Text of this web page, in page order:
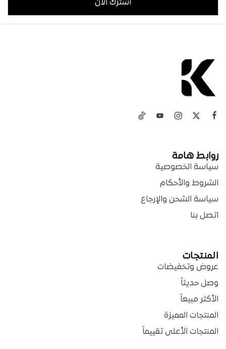
روابط هامة
سياسة الخصوصية
الشروط والأحكام
سياسة الشحن والإرجاع
اتصل بنا
المنتجات
عروض وتخفيضات
وصل حديثاً
الأكثر مبيعاً
المنتجات المميزة
المنتجات الأعلى تقييماً